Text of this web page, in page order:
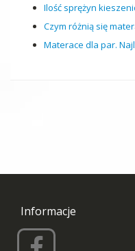
Ilość sprężyn
Czym różnią się
Materace dla par.
Informacje